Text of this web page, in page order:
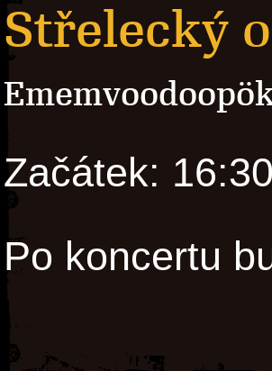
Střelecký
Začátek: 16:30
Po koncertu